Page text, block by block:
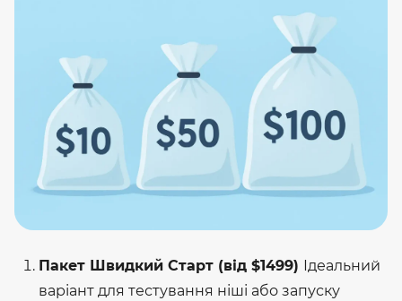
Пакет Швидкий Старт (від $1499) Ідеальний
варіант для тестування ніші або запуску